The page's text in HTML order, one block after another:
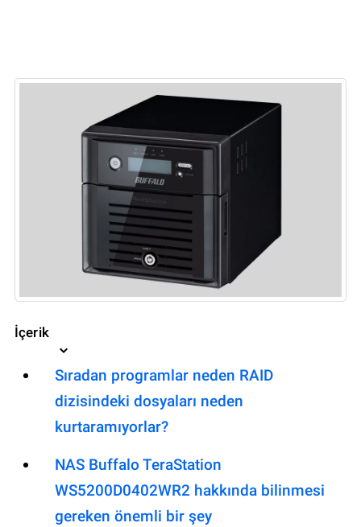
İçerik
Sıradan programlar neden RAID
dizisindeki dosyaları neden
kurtaramıyorlar?
NAS Buffalo TeraStation
WS5200D0402WR2 hakkında bilinmesi
gereken önemli bir şey